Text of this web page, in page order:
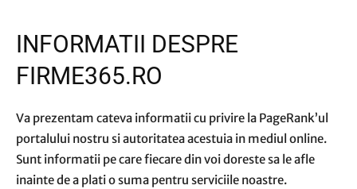
INFORMATII DESPRE
FIRME365.RO
Va prezentam cateva informatii cu privire la PageRank’ul
portalului nostru si autoritatea acestuia in mediul online.
Sunt informatii pe care fiecare din voi doreste sa le afle
inainte de a plati o suma pentru serviciile noastre.